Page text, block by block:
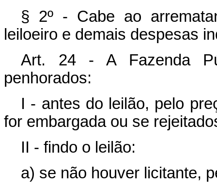
§ 2º - Cabe ao
leiloeiro e demais despesas
Art. 24 - A Fazenda
penhorados:
I - antes do leilão, pelo
for embargada ou se
II - findo o leilão:
a) se não houver licitante,